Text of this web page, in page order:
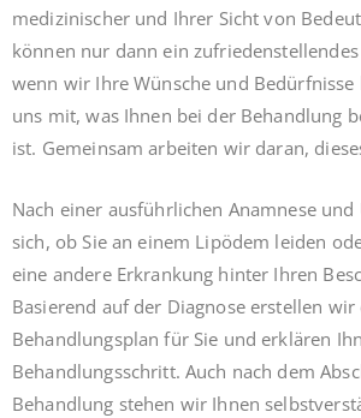
medizinischer und Ihrer Sicht von
können nur dann ein
wenn wir Ihre Wünsche und Bedürfnisse
uns mit, was Ihnen bei der Behandlung
ist. Gemeinsam arbeiten wir daran,
Nach einer ausführlichen Anamnese
sich, ob Sie an einem Lipödem leiden
eine andere Erkrankung hinter Ihren
Basierend auf der Diagnose erstellen
Behandlungsplan für Sie und erklären
Behandlungsschritt. Auch nach dem
Behandlung stehen wir Ihnen